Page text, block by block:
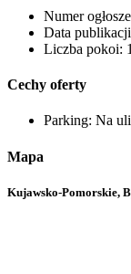
Numer
Data
Liczba pokoi:
Cechy oferty
Parking: Na
Mapa
Kujawsko-Pomorskie,